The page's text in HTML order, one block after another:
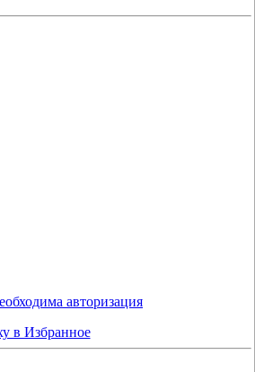
авторизация
в Избранное